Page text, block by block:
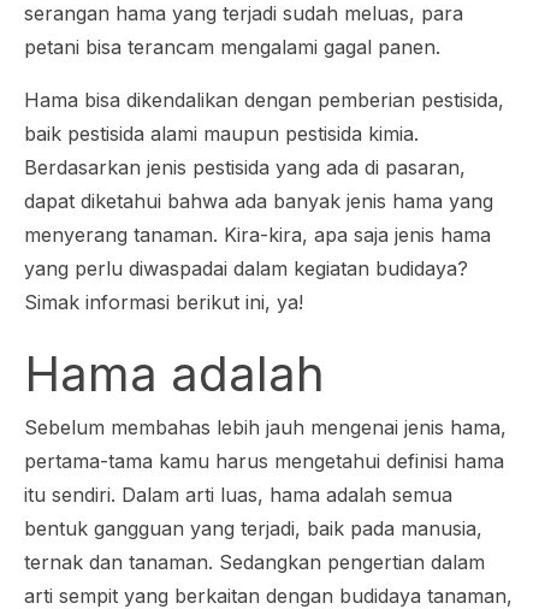
serangan hama yang terjadi sudah meluas, para
petani bisa terancam mengalami gagal panen.
Hama bisa dikendalikan dengan pemberian pestisida,
baik pestisida alami maupun pestisida kimia.
Berdasarkan jenis pestisida yang ada di pasaran,
dapat diketahui bahwa ada banyak jenis hama yang
menyerang tanaman. Kira-kira, apa saja jenis hama
yang perlu diwaspadai dalam kegiatan budidaya?
Simak informasi berikut ini, ya!
Hama adalah
Sebelum membahas lebih jauh mengenai jenis hama,
pertama-tama kamu harus mengetahui definisi hama
itu sendiri. Dalam arti luas, hama adalah semua
bentuk gangguan yang terjadi, baik pada manusia,
ternak dan tanaman. Sedangkan pengertian dalam
arti sempit yang berkaitan dengan budidaya tanaman,